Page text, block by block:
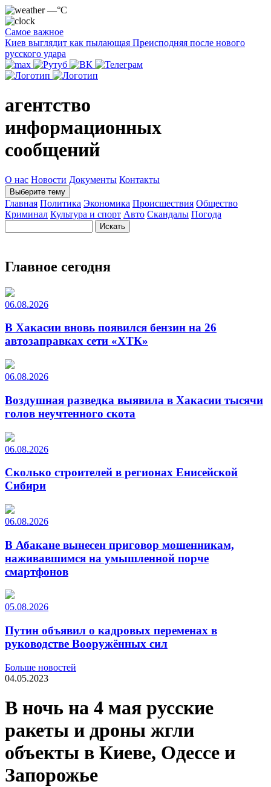
—°C
Самое важное
Киев выглядит как пылающая Преисподняя после нового
русского удара
агентство
информационных
сообщений
О нас Новости Документы Контакты
Выберите тему
Главная Политика Экономика Происшествия Общество
Криминал Культура и спорт Авто Скандалы Погода
Главное сегодня
06.08.2026
В Хакасии вновь появился бензин на 26
автозаправках сети «ХТК»
06.08.2026
Воздушная разведка выявила в Хакасии тысячи
голов неучтенного скота
06.08.2026
Сколько строителей в регионах Енисейской
Сибири
06.08.2026
В Абакане вынесен приговор мошенникам,
наживавшимся на умышленной порче
смартфонов
05.08.2026
Путин объявил о кадровых переменах в
руководстве Вооружённых сил
Больше новостей
04.05.2023
В ночь на 4 мая русские
ракеты и дроны жгли
объекты в Киеве, Одессе и
Запорожье